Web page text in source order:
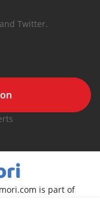
Twitter.
is part of